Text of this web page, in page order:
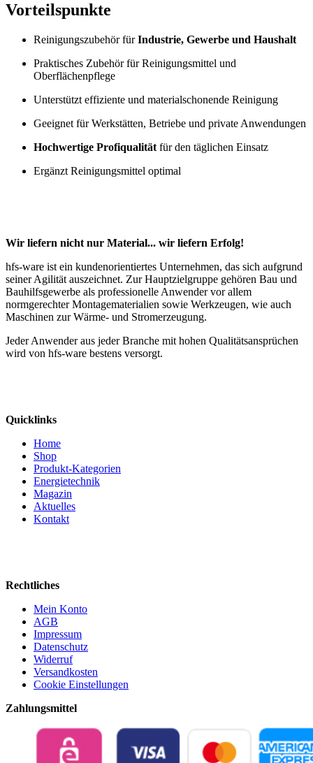
Vorteilspunkte
Reinigungszubehör fürIndustrie, Gewerbe und Haushalt
Praktisches Zubehör für Reinigungsmittel und
Oberflächenpflege
Unterstützt effiziente und materialschonende Reinigung
Geeignet für Werkstätten, Betriebe und private Anwendungen
Hochwertige Profiqualität für den täglichen Einsatz
Ergänzt Reinigungsmittel optimal
Wir liefern nicht nur Material... wir liefern Erfolg!
hfs-ware ist ein kundenorientiertes Unternehmen, das sich aufgrund
seiner Agilität auszeichnet. Zur Hauptzielgruppe gehören Bau und
Bauhilfsgewerbe als professionelle Anwender vor allem
normgerechter Montagematerialien sowie Werkzeugen, wie auch
Maschinen zur Wärme- und Stromerzeugung.
Jeder Anwender aus jeder Branche mit hohen Qualitätsansprüchen
wird von hfs-ware bestens versorgt.
Quicklinks
Home
Shop
Produkt-Kategorien
Energietechnik
Magazin
Aktuelles
Kontakt
Rechtliches
Mein Konto
AGB
Impressum
Datenschutz
Widerruf
Versandkosten
Cookie Einstellungen
Zahlungsmittel